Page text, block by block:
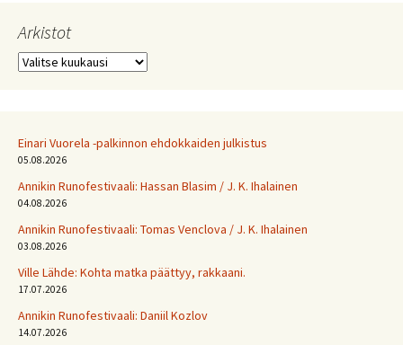
Arkistot
Arkistot
Einari Vuorela -palkinnon ehdokkaiden julkistus
05.08.2026
Annikin Runofestivaali: Has­san Bla­sim / J. K. Ihalainen
04.08.2026
Annikin Runofestivaali: Tomas Venclova / J. K. Ihalainen
03.08.2026
Ville Lähde: Kohta matka päättyy, rakkaani.
17.07.2026
Annikin Runofestivaali: Daniil Kozlov
14.07.2026